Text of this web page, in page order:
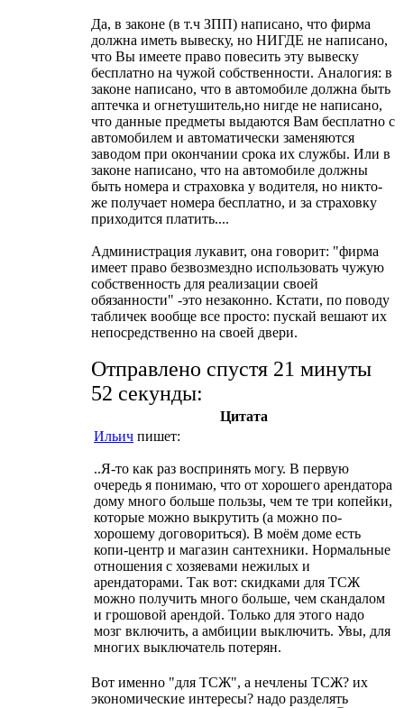
Да, в законе (в т.ч ЗПП) написано, что фирма
должна иметь вывеску, но НИГДЕ не написано,
что Вы имеете право повесить эту вывеску
бесплатно на чужой собственности. Аналогия: в
законе написано, что в автомобиле должна быть
аптечка и огнетушитель,но нигде не написано,
что данные предметы выдаются Вам бесплатно с
автомобилем и автоматически заменяются
заводом при окончании срока их службы. Или в
законе написано, что на автомобиле должны
быть номера и страховка у водителя, но никто-
же получает номера бесплатно, и за страховку
приходится платить....
Администрация лукавит, она говорит: "фирма
имеет право безвозмездно использовать чужую
собственность для реализации своей
обязанности" -это незаконно. Кстати, по поводу
табличек вообще все просто: пускай вешают их
непосредственно на своей двери.
Отправлено спустя 21 минуты
52 секунды:
Цитата
Ильич пишет:
..Я-то как раз воспринять могу. В первую
очередь я понимаю, что от хорошего арендатора
дому много больше пользы, чем те три копейки,
которые можно выкрутить (а можно по-
хорошему договориться). В моём доме есть
копи-центр и магазин сантехники. Нормальные
отношения с хозяевами нежилых и
арендаторами. Так вот: скидками для ТСЖ
можно получить много больше, чем скандалом
и грошовой арендой. Только для этого надо
мозг включить, а амбиции выключить. Увы, для
многих выключатель потерян.
Вот именно "для ТСЖ", а нечлены ТСЖ? их
экономические интересы? надо разделять